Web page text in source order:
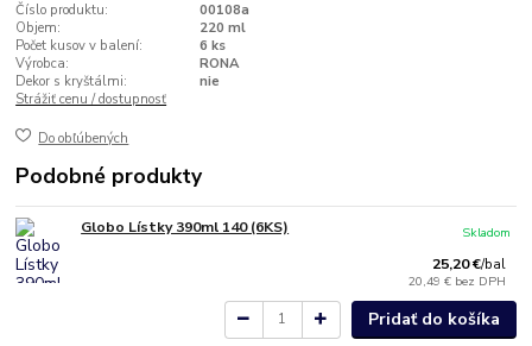
Číslo produktu:
00108a
Objem:
220 ml
Počet kusov v balení:
6 ks
Výrobca:
RONA
Dekor s kryštálmi:
nie
Strážiť cenu / dostupnosť
Do obľúbených
Podobné produkty
Globo Lístky 390ml 140 (6KS)
25,20 €/bal
20,49 € bez DPH
Skladom
Pridať do košíka